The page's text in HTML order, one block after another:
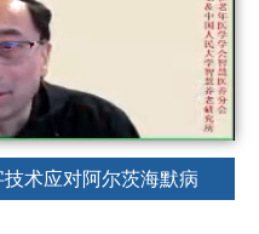
术应对阿尔茨海默病